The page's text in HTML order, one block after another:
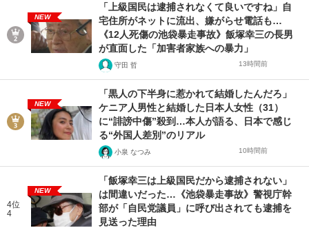
NEW
「上級国民は逮捕されなくて良いですね」自
宅住所がネットに流出、嫌がらせ電話も…
《12人死傷の池袋暴走事故》飯塚幸三の長男
が直面した「加害者家族への暴力」
守田 哲 13時間前
NEW
「黒人の下半身に惹かれて結婚したんだろ」
ケニア人男性と結婚した日本人女性（31）
に“誹謗中傷”殺到…本人が語る、日本で感じ
る“外国人差別”のリアル
小泉 なつみ 10時間前
4位
4
NEW
「飯塚幸三は上級国民だから逮捕されない」
は間違いだった…《池袋暴走事故》警視庁幹
部が「自民党議員」に呼び出されても逮捕を
見送った理由